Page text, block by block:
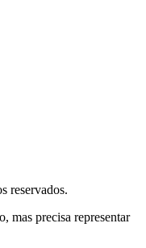
reservados.
mas precisa representar